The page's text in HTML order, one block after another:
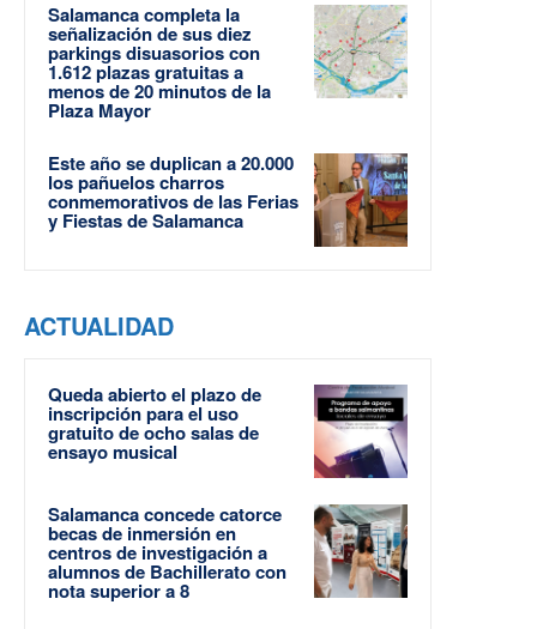
Salamanca completa la
señalización de sus diez
parkings disuasorios con
1.612 plazas gratuitas a
menos de 20 minutos de la
Plaza Mayor
Este año se duplican a 20.000
los pañuelos charros
conmemorativos de las Ferias
y Fiestas de Salamanca
ACTUALIDAD
Queda abierto el plazo de
inscripción para el uso
gratuito de ocho salas de
ensayo musical
Salamanca concede catorce
becas de inmersión en
centros de investigación a
alumnos de Bachillerato con
nota superior a 8